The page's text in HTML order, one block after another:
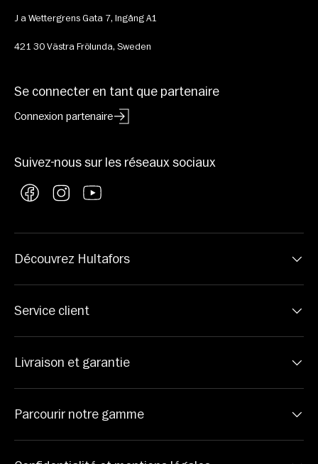
J a Wettergrens Gata 7, Ingång A1
421 30 Västra Frölunda, Sweden
Se connecter en tant que partenaire
Connexion partenaire
Suivez-nous sur les réseaux sociaux
FacebookInstagramYouTube
Découvrez Hultafors
Service client
Livraison et garantie
Parcourir notre gamme